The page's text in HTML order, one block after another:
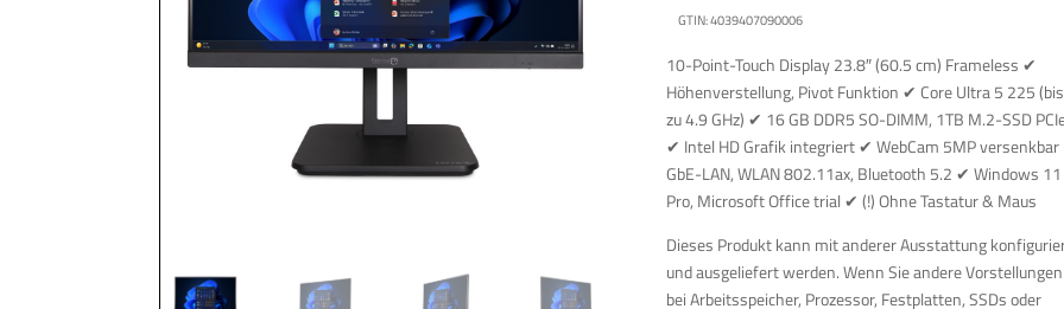
GTIN: 4039407090006
10-Point-Touch Display 23.8″ (60.5 cm) Frameless ✔
Höhenverstellung, Pivot Funktion ✔ Core Ultra 5 225 (bis
zu 4.9 GHz) ✔ 16 GB DDR5 SO-DIMM, 1TB M.2-SSD
✔ Intel HD Grafik integriert ✔ WebCam 5MP
GbE-LAN, WLAN 802.11ax, Bluetooth 5.2 ✔ Windows 11
Pro, Microsoft Office trial ✔ (!) Ohne Tastatur & Maus
Dieses Produkt kann mit anderer Ausstattung
und ausgeliefert werden. Wenn Sie andere Vorstellungen
bei Arbeitsspeicher, Prozessor, Festplatten, SSDs oder